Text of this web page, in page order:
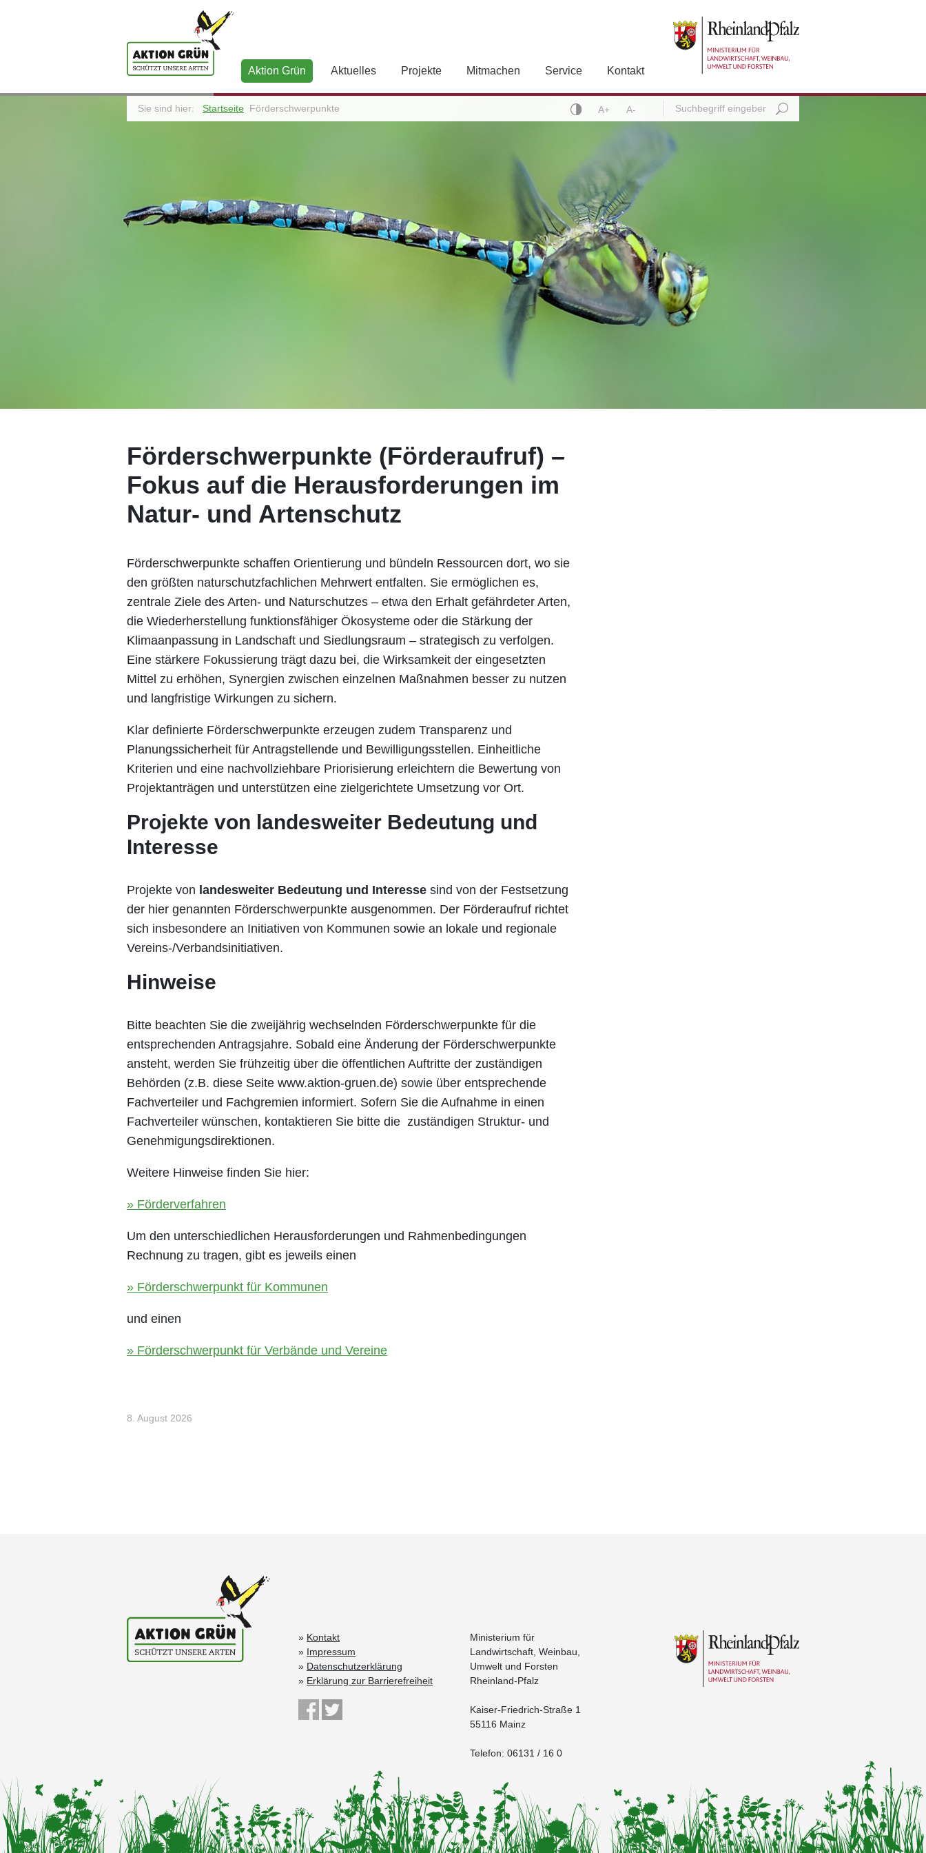
Aktion Grün Aktuelles Projekte Mitmachen Service Kontakt
Sie sind hier: Startseite Förderschwerpunkte A+ A-
Förderschwerpunkte (Förderaufruf) –
Fokus auf die Herausforderungen im
Natur- und Artenschutz
Förderschwerpunkte schaffen Orientierung und bündeln Ressourcen dort, wo sie
den größten naturschutzfachlichen Mehrwert entfalten. Sie ermöglichen es,
zentrale Ziele des Arten- und Naturschutzes – etwa den Erhalt gefährdeter Arten,
die Wiederherstellung funktionsfähiger Ökosysteme oder die Stärkung der
Klimaanpassung in Landschaft und Siedlungsraum – strategisch zu verfolgen.
Eine stärkere Fokussierung trägt dazu bei, die Wirksamkeit der eingesetzten
Mittel zu erhöhen, Synergien zwischen einzelnen Maßnahmen besser zu nutzen
und langfristige Wirkungen zu sichern.
Klar definierte Förderschwerpunkte erzeugen zudem Transparenz und
Planungssicherheit für Antragstellende und Bewilligungsstellen. Einheitliche
Kriterien und eine nachvollziehbare Priorisierung erleichtern die Bewertung von
Projektanträgen und unterstützen eine zielgerichtete Umsetzung vor Ort.
Projekte von landesweiter Bedeutung und
Interesse
Projekte von landesweiter Bedeutung und Interesse sind von der Festsetzung
der hier genannten Förderschwerpunkte ausgenommen. Der Förderaufruf richtet
sich insbesondere an Initiativen von Kommunen sowie an lokale und regionale
Vereins-/Verbandsinitiativen.
Hinweise
Bitte beachten Sie die zweijährig wechselnden Förderschwerpunkte für die
entsprechenden Antragsjahre. Sobald eine Änderung der Förderschwerpunkte
ansteht, werden Sie frühzeitig über die öffentlichen Auftritte der zuständigen
Behörden (z.B. diese Seite www.aktion-gruen.de) sowie über entsprechende
Fachverteiler und Fachgremien informiert. Sofern Sie die Aufnahme in einen
Fachverteiler wünschen, kontaktieren Sie bitte die zuständigen Struktur- und
Genehmigungsdirektionen.
Weitere Hinweise finden Sie hier:
Förderverfahren
Um den unterschiedlichen Herausforderungen und Rahmenbedingungen
Rechnung zu tragen, gibt es jeweils einen
Förderschwerpunkt für Kommunen
und einen
Förderschwerpunkt für Verbände und Vereine
8. August 2026
Kontakt
Impressum
Datenschutzerklärung
Erklärung zur Barrierefreiheit
Ministerium für
Landwirtschaft, Weinbau,
Umwelt und Forsten
Rheinland-Pfalz
Kaiser-Friedrich-Straße 1
55116 Mainz
Telefon: 06131 / 16 0